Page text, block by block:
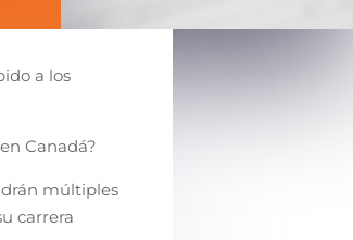
a los
Canadá?
múltiples
carrera